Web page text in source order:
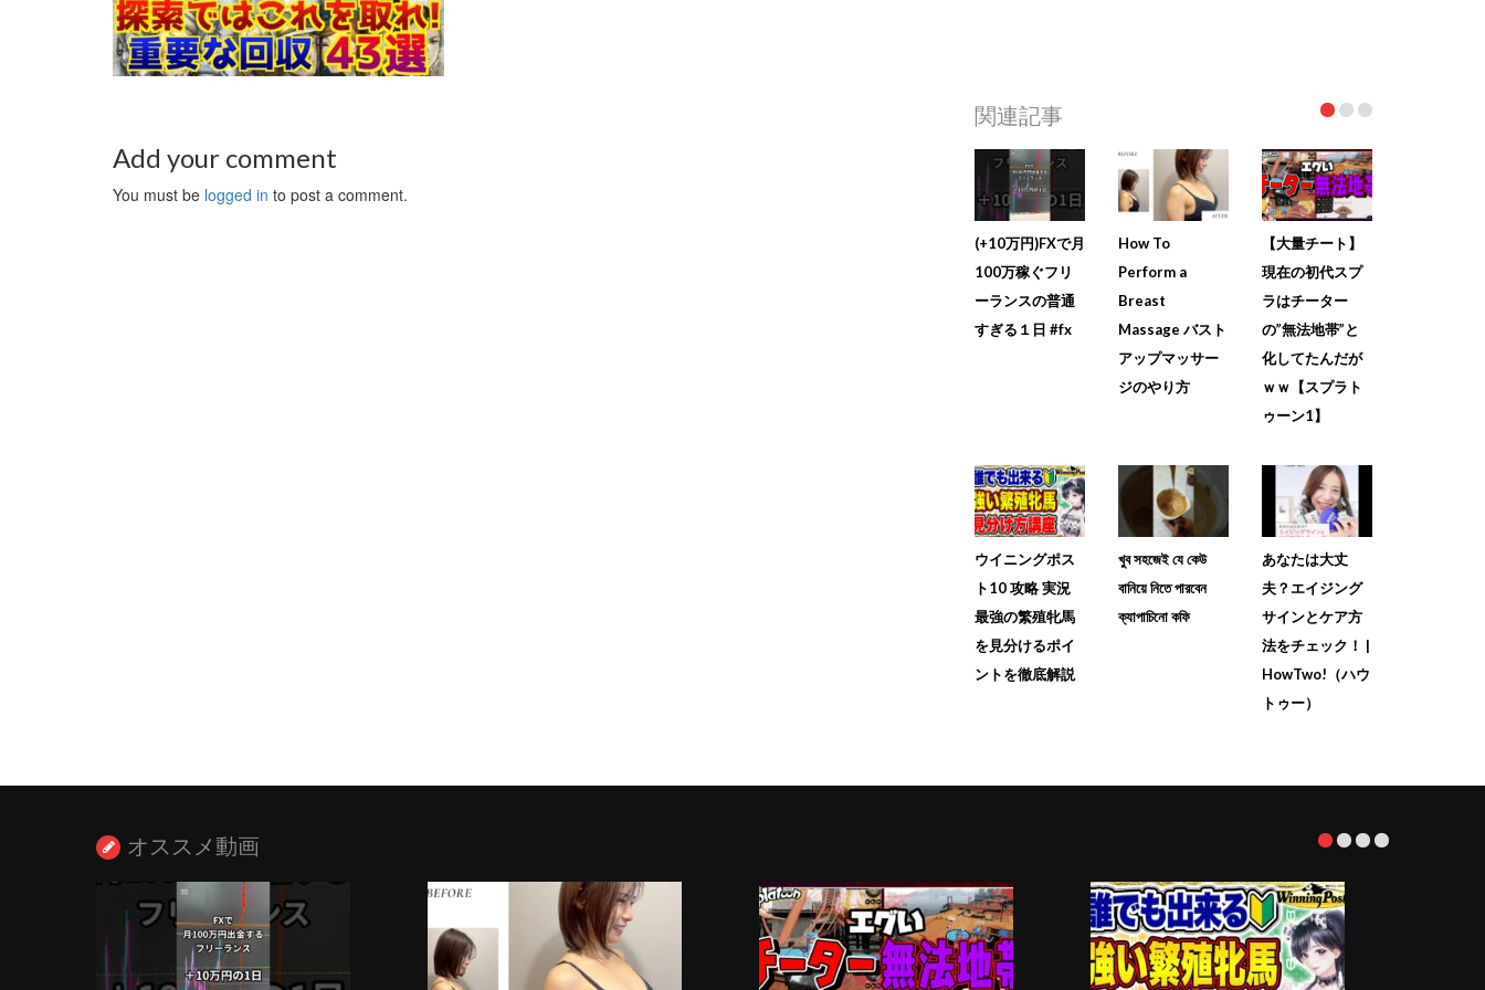
Add your comment
You must be logged in to post a comment.
関連記事
(+10万円)FXで月
100万稼ぐフリ
ーランスの普通
すぎる１日 #fx
How To
Perform a
Breast
Massage バスト
アップマッサー
ジのやり方
【大量チート】
現在の初代スプ
ラはチーター
の”無法地帯”と
化してたんだが
ｗｗ【スプラト
ゥーン1】
ウイニングポス
ト10 攻略 実況
最強の繁殖牝馬
を見分けるポイ
ントを徹底解説
খুব সহজেই যে কেউ
বানিয়ে নিতে পারবেন
ক্যাপাচিনো কফি
あなたは大丈
夫？エイジング
サインとケア方
法をチェック！ |
HowTwo!（ハウ
トゥー）
オススメ動画